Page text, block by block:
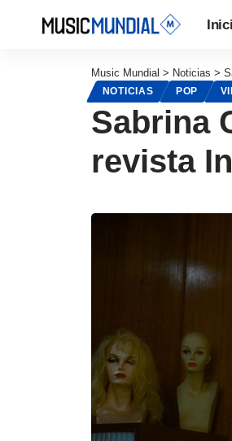
Music Mundial > Noticias >
NOTICIAS POP
Sabrina
revista